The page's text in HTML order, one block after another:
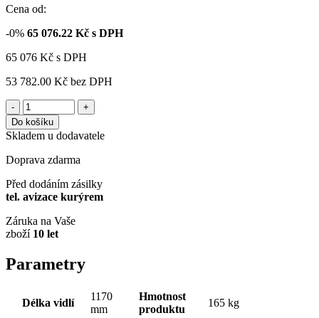
Cena od:
-0% 65 076.22 Kč s DPH
65 076 Kč s DPH
53 782.00 Kč bez DPH
-
+
Do košíku
Skladem u dodavatele
Doprava zdarma
Před dodáním zásilky
tel. avizace kurýrem
Záruka na Vaše
zboží 10 let
Parametry
Délka vidlí
1170
mm
Hmotnost
produktu
165 kg